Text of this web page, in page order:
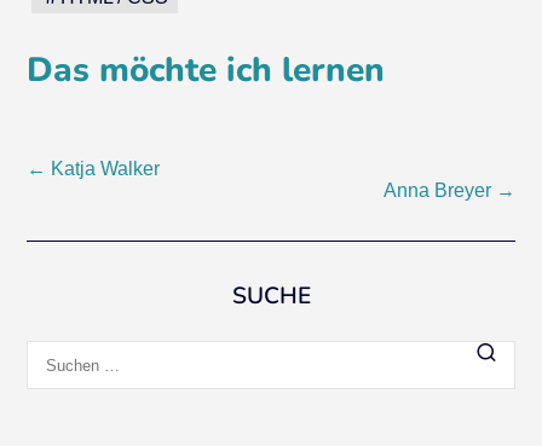
Das möchte ich lernen
Beitragsnavigation
← Katja Walker
Anna Breyer →
SUCHE
nach: